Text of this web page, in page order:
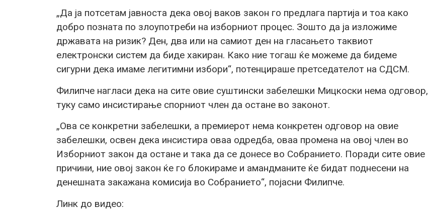
„Да ја потсетам јавноста дека овој ваков закон го предлага партија и тоа како
добро позната по злоупотреби на изборниот процес. Зошто да ја изложиме
државата на ризик? Ден, два или на самиот ден на гласањето таквиот
електронски систем да биде хакиран. Како ние тогаш ќе можеме да бидеме
сигурни дека имаме легитимни избори“, потенцираше претседателот на СДСМ.
Филипче нагласи дека на сите овие суштински забелешки Мицкоски нема одговор,
туку само инсистирање спорниот член да остане во законот.
„Ова се конкретни забелешки, а премиерот нема конкретен одговор на овие
забелешки, освен дека инсистира оваа одредба, оваа промена на овој член во
Изборниот закон да остане и така да се донесе во Собранието. Поради сите овие
причини, ние овој закон ќе го блокираме и амандманите ќе бидат поднесени на
денешната закажана комисија во Собранието“, појасни Филипче.
Линк до видео: